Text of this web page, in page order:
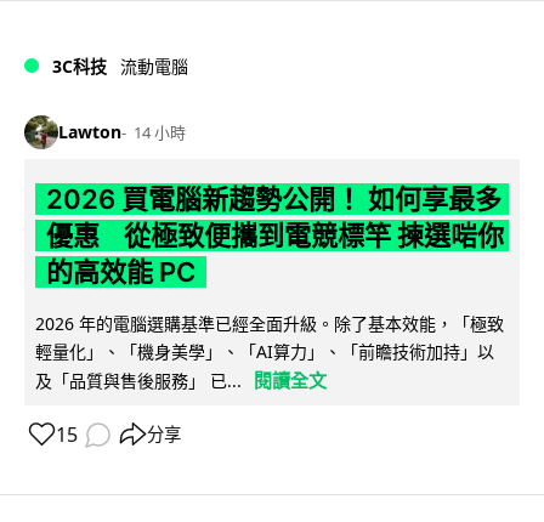
3C科技 流動電腦
Lawton 14 小時
2026 買電腦新趨勢公開！ 如何享最多
優惠 從極致便攜到電競標竿 揀選啱你
的高效能 PC
2026 年的電腦選購基準已經全面升級。除了基本效能，「極致
輕量化」、「機身美學」、「AI算力」、「前瞻技術加持」以
及「品質與售後服務」 已...
閱讀全文
15 分享